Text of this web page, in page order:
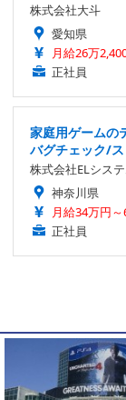
株式会社大斗
愛知県
月給26万
正社員
家庭用ゲームの
バグチェック/
株式会社ELシス
神奈川県
月給34万円
正社員